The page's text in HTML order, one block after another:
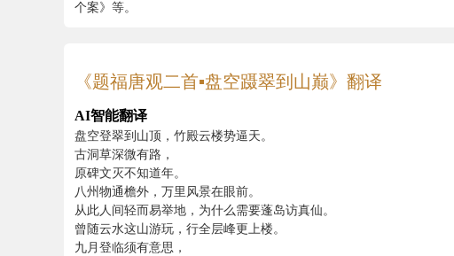
个案》等。
《题福唐观二首▪盘空蹑翠到山巅》翻译
AI智能翻译
盘空登翠到山顶，竹殿云楼势逼天。
古洞草深微有路，
原碑文灭不知道年。
八州物通檐外，万里风景在眼前。
从此人间轻而易举地，为什么需要蓬岛访真仙。
曾随云水这山游玩，行全层峰更上楼。
九月登临须有意思，